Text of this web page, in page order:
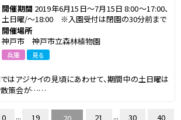
開催期間 2019年6月15日～7月15日 8:00～17:00、
土日曜/～18:00 ※入園受付は閉園の30分前まで
開催場所
神戸市 神戸市立森林植物園
兵庫 見る
はアジサイの見頃にあわせて、期間中の土日曜は
散策会が……
... 19 21 ... 30 40